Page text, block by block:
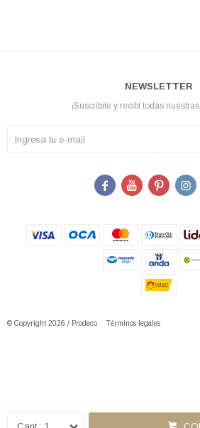
NEWSLETTER
¡Suscribite y recibí todas
   
© Copyright 2026 / Prodeco Términos legales